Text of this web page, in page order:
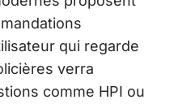
qui regarde
verra
comme HPI ou